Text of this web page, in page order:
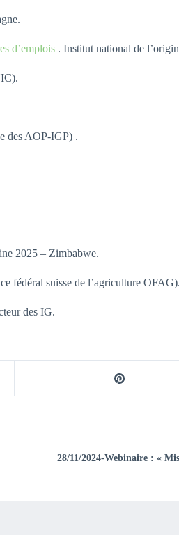
d’emplois . Institut national de
des AOP-IGP) .
2025 – Zimbabwe.
fédéral suisse de l’agriculture OFAG).
des IG.
28/11/2024-Webinaire : «